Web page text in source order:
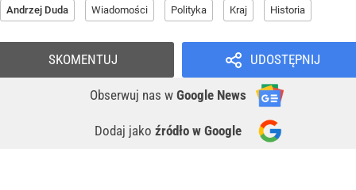
Andrzej Duda Wiadomości Polityka Kraj Historia
UDOSTĘPNIJ
Obserwuj nas w Google News
Dodaj jako źródło w Google
SKOMENTUJ